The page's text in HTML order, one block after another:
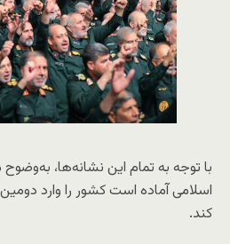
با توجه به تمام این نشانه‌ها،
اسلامی آماده است کشور را وارد
کند.